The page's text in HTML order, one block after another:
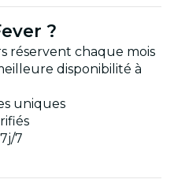
?
réservent chaque mois
disponibilité à
uniques
7